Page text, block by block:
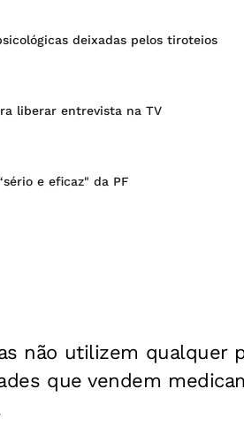
deixadas pelos tiroteios
liberar entrevista na TV
e eficaz" da PF
não utilizem qualquer
que vendem